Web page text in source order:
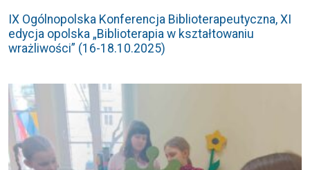
IX Ogólnopolska Konferencja Biblioterapeutyczna, XI
edycja opolska „Biblioterapia w kształtowaniu
wrażliwości” (16-18.10.2025)